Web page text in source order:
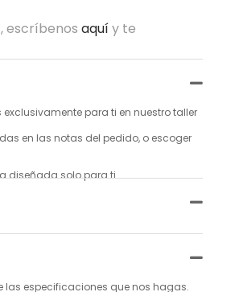
escríbenosaquíy te
para ti en nuestro taller
en las notas del pedido, o escoger
diseñada solo para ti.
las especificaciones que nos hagas.